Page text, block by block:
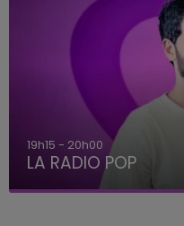
5h00 - 6h00
LE BEST OF DE LA